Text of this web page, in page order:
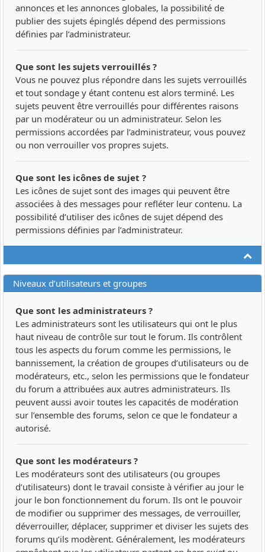
annonces et les annonces globales, la possibilité de
publier des sujets épinglés dépend des permissions
définies par l’administrateur.
Que sont les sujets verrouillés ?
Vous ne pouvez plus répondre dans les sujets verrouillés
et tout sondage y étant contenu est alors terminé. Les
sujets peuvent être verrouillés pour différentes raisons
par un modérateur ou un administrateur. Selon les
permissions accordées par l’administrateur, vous pouvez
ou non verrouiller vos propres sujets.
Que sont les icônes de sujet ?
Les icônes de sujet sont des images qui peuvent être
associées à des messages pour refléter leur contenu. La
possibilité d’utiliser des icônes de sujet dépend des
permissions définies par l’administrateur.
Niveaux d’utilisateurs et groupes
Que sont les administrateurs ?
Les administrateurs sont les utilisateurs qui ont le plus
haut niveau de contrôle sur tout le forum. Ils contrôlent
tous les aspects du forum comme les permissions, le
bannissement, la création de groupes d’utilisateurs ou de
modérateurs, etc., selon les permissions que le fondateur
du forum a attribuées aux autres administrateurs. Ils
peuvent aussi avoir toutes les capacités de modération
sur l’ensemble des forums, selon ce que le fondateur a
autorisé.
Que sont les modérateurs ?
Les modérateurs sont des utilisateurs (ou groupes
d’utilisateurs) dont le travail consiste à vérifier au jour le
jour le bon fonctionnement du forum. Ils ont le pouvoir
de modifier ou supprimer des messages, de verrouiller,
déverrouiller, déplacer, supprimer et diviser les sujets des
forums qu’ils modèrent. Généralement, les modérateurs